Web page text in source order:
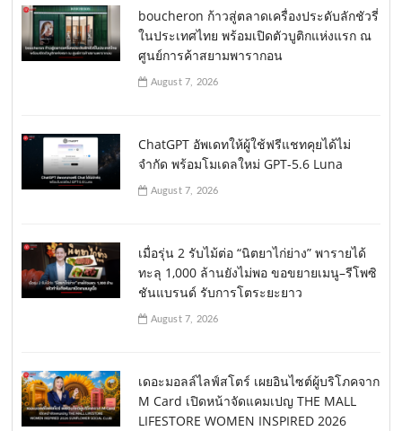
boucheron ก้าวสู่ตลาดเครื่องประดับลักชัวรี่
ในประเทศไทย พร้อมเปิดตัวบูติกแห่งแรก ณ
ศูนย์การค้าสยามพารากอน
August 7, 2026
ChatGPT อัพเดทให้ผู้ใช้ฟรีแชทคุยได้ไม่
จำกัด พร้อมโมเดลใหม่ GPT-5.6 Luna
August 7, 2026
เมื่อรุ่น 2 รับไม้ต่อ “นิตยาไก่ย่าง” พารายได้
ทะลุ 1,000 ล้านยังไม่พอ ขอขยายเมนู–รีโพซิ
ชันแบรนด์ รับการโตระยะยาว
August 7, 2026
เดอะมอลล์ไลฟ์สโตร์ เผยอินไซต์ผู้บริโภคจาก
M Card เปิดหน้าจัดแคมเปญ THE MALL
LIFESTORE WOMEN INSPIRED 2026